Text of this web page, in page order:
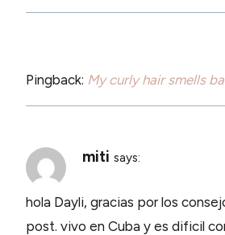
Pingback: My curly hair smells
miti says:
hola Dayli, gracias por los
post. vivo en Cuba y es dificil